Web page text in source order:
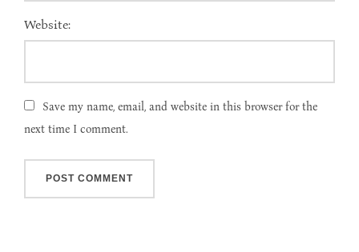
Website:
Save my name, email, and website in this browser for the
next time I comment.